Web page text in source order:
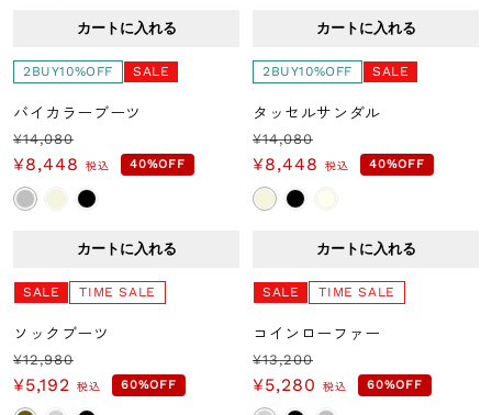
カートに入れる カートに入れる
2BUY10%OFF SALE
バイカラーブーツ
通
常
価
¥14,080
セ
ー
ル
¥8,448 税込 40%OFF
カートに入れる
2BUY10%OFF SALE
タッセルサンダル
通
常
価
¥14,080
セ
ー
ル
¥8,448 税込 40%OFF
カートに入れる
SALE TIME SALE
ソックブーツ
通
常
¥12,980
セ
ー
¥5,192 税込 60%OFF
SALE TIME SALE
コインローファー
通
常
¥13,200
セ
ー
¥5,280 税込 60%OFF